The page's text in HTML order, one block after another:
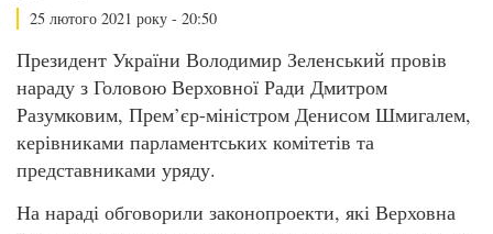
25 лютого 2021 року - 20:50
Президент України Володимир Зеленський провів
нараду з Головою Верховної Ради Дмитром
Разумковим, Прем’єр-міністром Денисом Шмигалем,
керівниками парламентських комітетів та
представниками уряду.
На нараді обговорили законопроекти, які Верховна